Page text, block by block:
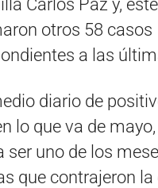
Carlos Paz y,
otros 58 casos
a las
diario de
lo que va de
ser uno de los
que contrajeron